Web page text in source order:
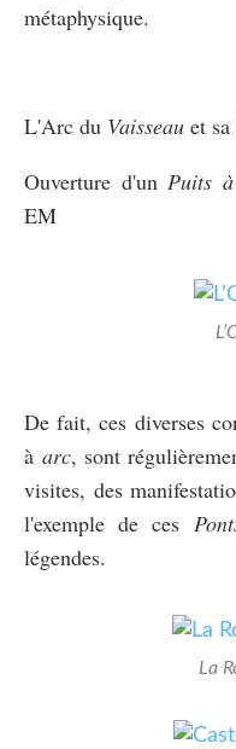
métaphysique.
L'Arc du Vaisseau et sa
Ouverture d'un Puits à
EM
De fait, ces diverses
à arc, sont
visites, des
l'exemple de ces
légendes.
La